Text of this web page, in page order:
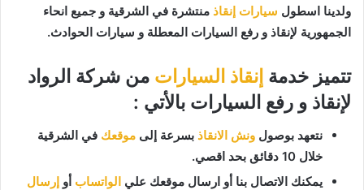
ولدينا اسطول سيارات إنقاذ منتشرة في الشرقية و جميع انحاء
الجمهورية لإنقاذ و رفع السيارات المعطلة و سيارات الحوادث.
تتميز خدمة إنقاذ السيارات من شركة الرواد
لإنقاذ و رفع السيارات بالأتي :
نتعهد بوصول ونش الانقاذ بسرعة إلى موقعك في الشرقية
خلال 10 دقائق بحد اقصي.
يمكنك الاتصال بنا أو ارسال موقعك علي الواتساب أو إرسال